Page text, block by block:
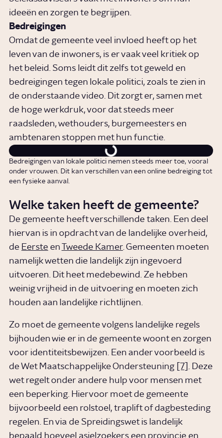
ideeën en zorgen te begrijpen.
Bedreigingen
Omdat de gemeente veel invloed heeft op het
leven van de inwoners, is er vaak veel kritiek op
het beleid. Soms leidt dit zelfs tot geweld en
bedreigingen tegen lokale politici, zoals te zien in
de onderstaande video. Dit zorgt er, samen met
de hoge werkdruk, voor dat steeds meer
raadsleden, wethouders, burgemeesters en
ambtenaren stoppen met hun functie.
Bedreigingen van lokale politici nemen steeds meer toe, vooral
onder vrouwen. Dit kan verschillen van een online bedreiging tot
een fysieke aanval.
Welke taken heeft de gemeente?
De gemeente heeft verschillende taken. Een deel
hiervan is in opdracht van de landelijke overheid,
de Eerste en Tweede Kamer. Gemeenten moeten
namelijk wetten die landelijk zijn ingevoerd
uitvoeren. Dit heet medebewind. Ze hebben
weinig vrijheid in de uitvoering en moeten zich
houden aan landelijke richtlijnen.
Zo moet de gemeente volgens landelijke regels
bijhouden wie er in de gemeente woont en zorgen
voor identiteitsbewijzen. Een ander voorbeeld is
de Wet Maatschappelijke Ondersteuning
[7]. Deze
wet regelt onder andere hulp voor mensen met
een beperking. Hiervoor moet de gemeente
bijvoorbeeld een rolstoel, traplift of dagbesteding
regelen. En via de Spreidingswet is landelijk
bepaald hoeveel asielzoekers een provincie en